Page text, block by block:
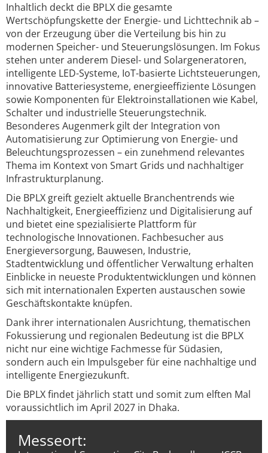
Inhaltlich deckt die BPLX die gesamte
Wertschöpfungskette der Energie- und Lichttechnik ab –
von der Erzeugung über die Verteilung bis hin zu
modernen Speicher- und Steuerungslösungen. Im Fokus
stehen unter anderem Diesel- und Solargeneratoren,
intelligente LED-Systeme, IoT-basierte Lichtsteuerungen,
innovative Batteriesysteme, energieeffiziente Lösungen
sowie Komponenten für Elektroinstallationen wie Kabel,
Schalter und industrielle Steuerungstechnik.
Besonderes Augenmerk gilt der Integration von
Automatisierung zur Optimierung von Energie- und
Beleuchtungsprozessen – ein zunehmend relevantes
Thema im Kontext von Smart Grids und nachhaltiger
Infrastrukturplanung.
Die BPLX greift gezielt aktuelle Branchentrends wie
Nachhaltigkeit, Energieeffizienz und Digitalisierung auf
und bietet eine spezialisierte Plattform für
technologische Innovationen. Fachbesucher aus
Energieversorgung, Bauwesen, Industrie,
Stadtentwicklung und öffentlicher Verwaltung erhalten
Einblicke in neueste Produktentwicklungen und können
sich mit internationalen Experten austauschen sowie
Geschäftskontakte knüpfen.
Dank ihrer internationalen Ausrichtung, thematischen
Fokussierung und regionalen Bedeutung ist die BPLX
nicht nur eine wichtige Fachmesse für Südasien,
sondern auch ein Impulsgeber für eine nachhaltige und
intelligente Energiezukunft.
Die BPLX findet jährlich statt und somit zum elften Mal
voraussichtlich im April 2027 in Dhaka.
Messeort: